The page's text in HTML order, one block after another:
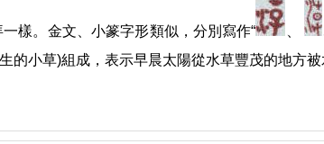
樣。金文、小篆字形類似，分別寫作“
生的小草)組成，表示早晨太陽從水草豐茂的地方